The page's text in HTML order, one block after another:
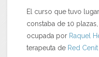
El curso que tuvo
constaba de 10
ocupada por Raquel
terapeuta de Red